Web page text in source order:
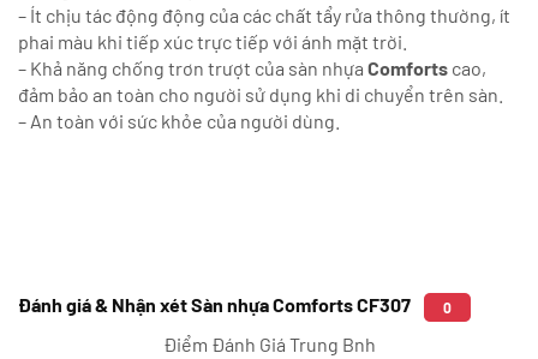
– Ít chịu tác động động của các chất tẩy rửa thông thường, ít
phai màu khi tiếp xúc trực tiếp với ánh mặt trời.
– Khả năng chống trơn trượt của sàn nhựa Comforts cao,
đảm bảo an toàn cho người sử dụng khi di chuyển trên sàn.
– An toàn với sức khỏe của người dùng.
Đánh giá & Nhận xét Sàn nhựa Comforts CF307 0
Điểm Đánh Giá Trung Bnh